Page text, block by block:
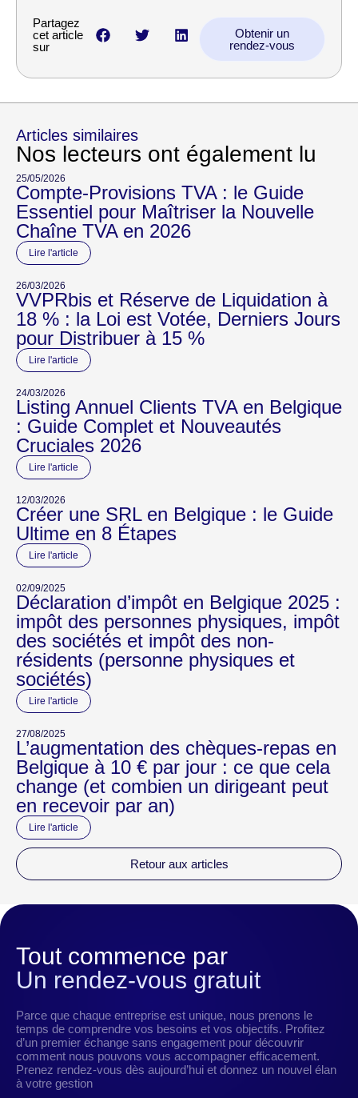
Partagez
cet article
sur
Obtenir un
rendez-vous
Articles similaires
Nos lecteurs ont également lu
Retour aux articles
25/05/2026
Compte-Provisions TVA : le Guide
Essentiel pour Maîtriser la Nouvelle
Chaîne TVA en 2026
Lire l'article
26/03/2026
VVPRbis et Réserve de Liquidation à
18 % : la Loi est Votée, Derniers Jours
pour Distribuer à 15 %
Lire l'article
24/03/2026
Listing Annuel Clients TVA en Belgique
: Guide Complet et Nouveautés
Cruciales 2026
Lire l'article
12/03/2026
Créer une SRL en Belgique : le Guide
Ultime en 8 Étapes
Lire l'article
02/09/2025
Déclaration d’impôt en Belgique 2025 :
impôt des personnes physiques, impôt
des sociétés et impôt des non-
résidents (personne physiques et
sociétés)
Lire l'article
27/08/2025
L’augmentation des chèques-repas en
Belgique à 10 € par jour : ce que cela
change (et combien un dirigeant peut
en recevoir par an)
Lire l'article
Tout commence par
Un rendez-vous gratuit
Parce que chaque entreprise est unique, nous prenons le
temps de comprendre vos besoins et vos objectifs. Profitez
d’un premier échange sans engagement pour découvrir
comment nous pouvons vous accompagner efficacement.
Prenez rendez-vous dès aujourd’hui et donnez un nouvel élan
à votre gestion